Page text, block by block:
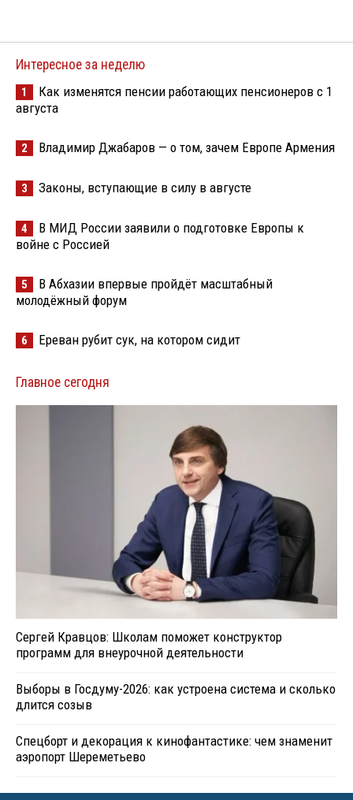
Интересное за неделю
1
Как изменятся пенсии работающих пенсионеров с 1
августа
2 Владимир Джабаров — о том, зачем Европе Армения
3 Законы, вступающие в силу в августе
4
В МИД России заявили о подготовке Европы к
войне с Россией
5
В Абхазии впервые пройдёт масштабный
молодёжный форум
6 Ереван рубит сук, на котором сидит
Главное сегодня
Сергей Кравцов: Школам поможет конструктор
программ для внеурочной деятельности
Выборы в Госдуму-2026: как устроена система и сколько
длится созыв
Спецборт и декорация к кинофантастике: чем знаменит
аэропорт Шереметьево